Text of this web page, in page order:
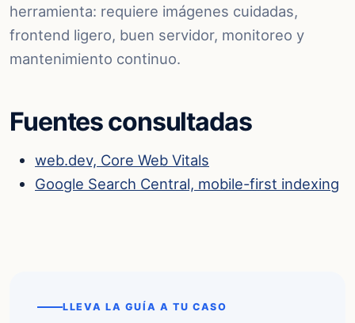
herramienta: requiere imágenes cuidadas,
frontend ligero, buen servidor, monitoreo y
mantenimiento continuo.
Fuentes consultadas
web.dev, Core Web Vitals
Google Search Central, mobile-first indexing
LLEVA LA GUÍA A TU CASO